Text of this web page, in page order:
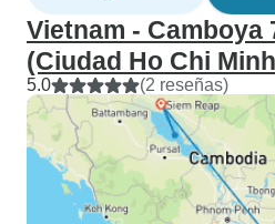
Vietnam - Camboya
(Ciudad Ho Chi
5.0 (2 reseñas)